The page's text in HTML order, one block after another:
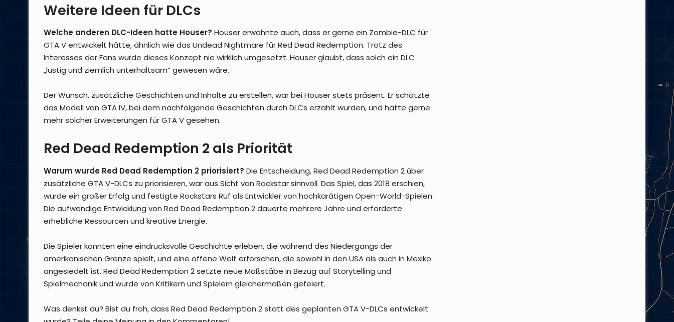
Weitere Ideen für DLCs
Welche anderen DLC-Ideen hatte Houser? Houser erwähnte auch, dass er gerne ein Zombie-DLC für
GTA V entwickelt hätte, ähnlich wie das Undead Nightmare für Red Dead Redemption. Trotz des
Interesses der Fans wurde dieses Konzept nie wirklich umgesetzt. Houser glaubt, dass solch ein DLC
„lustig und ziemlich unterhaltsam“ gewesen wäre.
Der Wunsch, zusätzliche Geschichten und Inhalte zu erstellen, war bei Houser stets präsent. Er schätzte
das Modell von GTA IV, bei dem nachfolgende Geschichten durch DLCs erzählt wurden, und hätte gerne
mehr solcher Erweiterungen für GTA V gesehen.
Red Dead Redemption 2 als Priorität
Warum wurde Red Dead Redemption 2 priorisiert? Die Entscheidung, Red Dead Redemption 2 über
zusätzliche GTA V-DLCs zu priorisieren, war aus Sicht von Rockstar sinnvoll. Das Spiel, das 2018 erschien,
wurde ein großer Erfolg und festigte Rockstars Ruf als Entwickler von hochkarätigen Open-World-Spielen.
Die aufwendige Entwicklung von Red Dead Redemption 2 dauerte mehrere Jahre und erforderte
erhebliche Ressourcen und kreative Energie.
Die Spieler konnten eine eindrucksvolle Geschichte erleben, die während des Niedergangs der
amerikanischen Grenze spielt, und eine offene Welt erforschen, die sowohl in den USA als auch in Mexiko
angesiedelt ist. Red Dead Redemption 2 setzte neue Maßstäbe in Bezug auf Storytelling und
Spielmechanik und wurde von Kritikern und Spielern gleichermaßen gefeiert.
Was denkst du? Bist du froh, dass Red Dead Redemption 2 statt des geplanten GTA V-DLCs entwickelt